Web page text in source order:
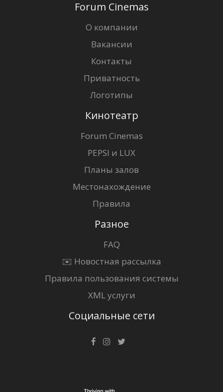
Forum Cinemas
О компании
Вакансии
Контакты
Приватность
Логотипы
Кинотеатр
Forum Cinemas
PEPSI и LUX
Планы залов
Местонахождение
Правила
Разное
FAQ
✉️ Новостная рассылка
Правила пользования системы
XML услуги
Социальные сети